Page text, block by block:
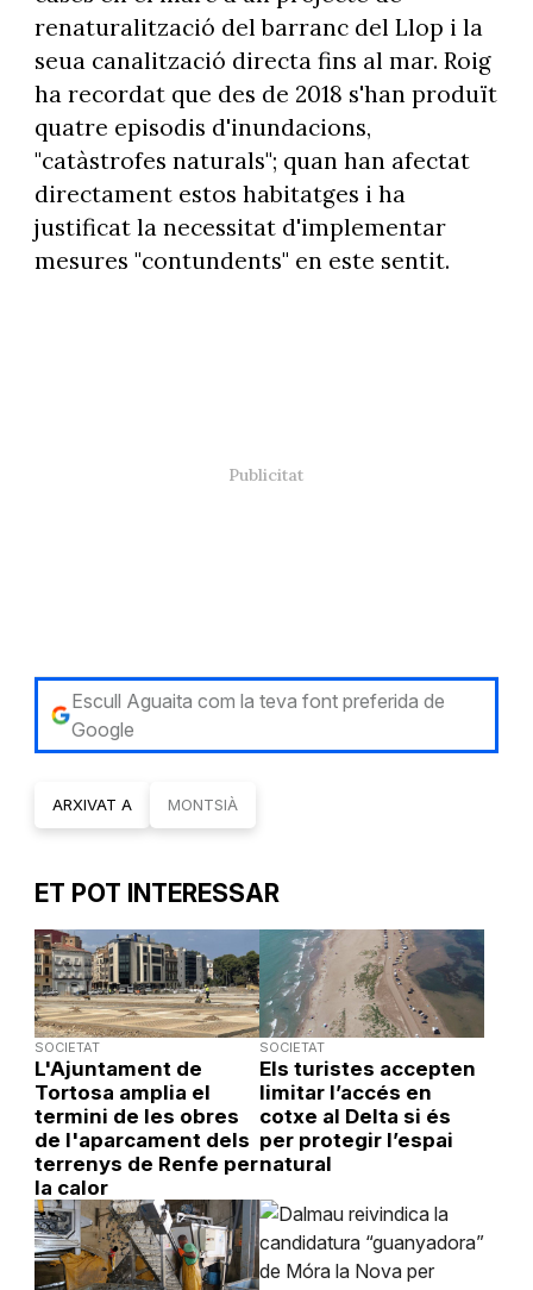
renaturalització del barranc del Llop i la
seua canalització directa fins al mar. Roig
ha recordat que des de 2018 s'han produït
quatre episodis d'inundacions,
"catàstrofes naturals"; quan han afectat
directament estos habitatges i ha
justificat la necessitat d'implementar
mesures "contundents" en este sentit.
Escull Aguaita com la teva font preferida de
Google
ARXIVAT A MONTSIÀ
ET POT INTERESSAR
SOCIETAT
L'Ajuntament de
Tortosa amplia el
termini de les obres
de l'aparcament dels
terrenys de Renfe per
la calor
SOCIETAT
Els turistes accepten
limitar l’accés en
cotxe al Delta si és
per protegir l’espai
natural